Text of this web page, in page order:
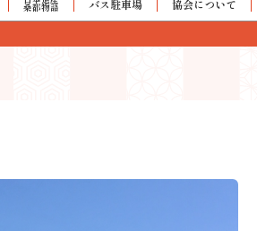
桑都物語 バス駐車場 協会について